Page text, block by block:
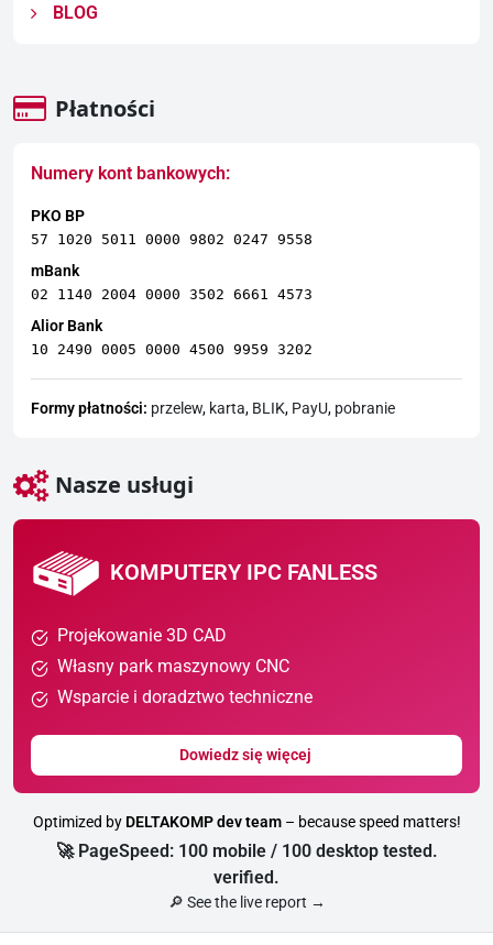
BLOG
Płatności
Numery kont bankowych:
PKO BP
57 1020 5011 0000 9802 0247 9558
mBank
02 1140 2004 0000 3502 6661 4573
Alior Bank
10 2490 0005 0000 4500 9959 3202
Formy płatności: przelew, karta, BLIK, PayU, pobranie
Nasze usługi
KOMPUTERY IPC FANLESS
Projekowanie 3D CAD
Własny park maszynowy CNC
Wsparcie i doradztwo techniczne
Dowiedz się więcej
Optimized by DELTAKOMP dev team– because speed matters!
🚀 PageSpeed: 100 mobile / 100 desktop tested.
verified.
🔎 See the live report →